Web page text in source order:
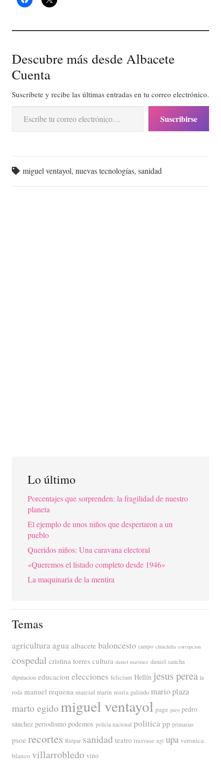
Descubre más desde Albacete
Cuenta
Suscríbete y recibe las últimas entradas en tu correo electrónico.
Escribe tu correo electrónico…
Suscribirse
miguel ventayol,nuevas tecnologías,sanidad
Lo último
Porcentajes que sorprenden: la fragilidad de nuestro
planeta
El ejemplo de unos niños que despertaron a un
pueblo
Queridos niños: Una caravana electoral
«Queremos el listado completo desde 1946»
La maquinaria de la mentira
Temas
agricultura agua albacete baloncesto campo chinchilla corrupcion
cospedal cristina torres cultura daniel martinez daniel sancha
diputacion educacion elecciones felicium Hellín jesus perea la
roda manuel requena marcial marin maria galindo mario plaza
marto egido miguel ventayol page paro pedro
sánchez periodismo podemos policia nacional politica pp primarias
psoe recortes Riópar sanidad teatro trasvase ugt upa veronica
blanco villarrobledo vino